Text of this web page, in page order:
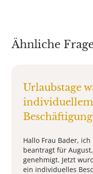
Ähnliche
Urlaubstage
individuellem
Hallo Frau Bader,
beantragt für
genehmigt. Jetzt
ein individuelles